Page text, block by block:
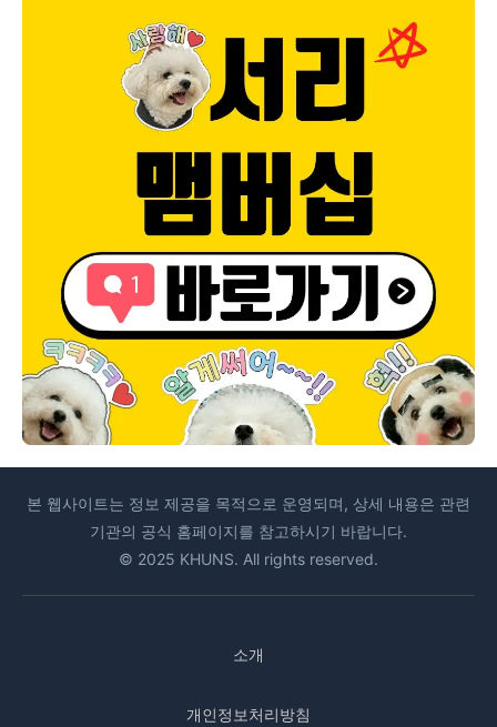
본 웹사이트는 정보 제공을 목적으로 운영되며, 상세 내용은 관련
기관의 공식 홈페이지를 참고하시기 바랍니다.
© 2025 KHUNS. All rights reserved.
소개
개인정보처리방침